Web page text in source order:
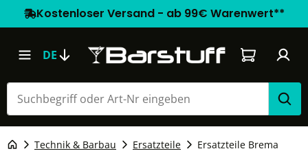
Kostenloser Versand - ab 99€ Warenwert**
DE Warenkorb
Technik & Barbau Ersatzteile Ersatzteile Brema